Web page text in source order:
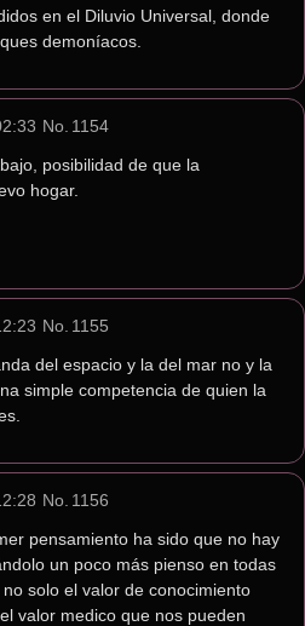
en el Diluvio Universal, donde
demoníacos.
No. 1154
posibilidad de que la
hogar.
No. 1155
del espacio y la del mar no y la
simple competencia de quien la
No. 1156
pensamiento ha sido que no hay
un poco más pienso en todas
solo el valor de conocimiento
valor medico que nos pueden